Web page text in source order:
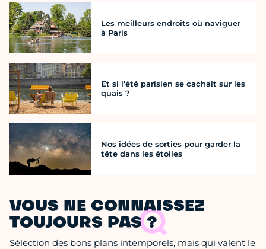
Les meilleurs endroits où naviguer
à Paris
Et si l’été parisien se cachait sur les
quais ?
Nos idées de sorties pour garder la
tête dans les étoiles
VOUS NE CONNAISSEZ
TOUJOURS PAS ?
Sélection des bons plans intemporels, mais qui valent le